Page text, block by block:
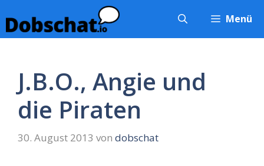
Inhalt
springen
Menü
J.B.O., Angie und
die Piraten
30. August 2013 von dobschat